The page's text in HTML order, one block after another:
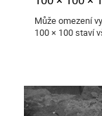
Může omezení
100 × 100 staví